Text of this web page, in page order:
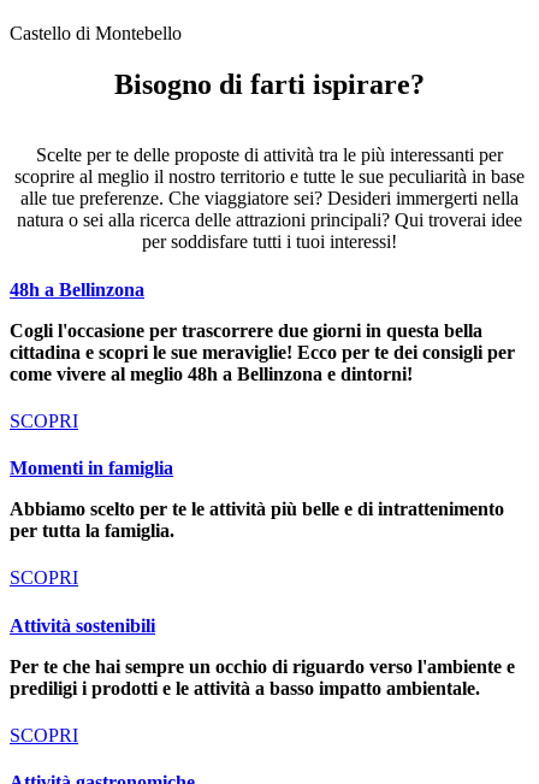
Castello di Montebello
Bisogno di farti ispirare?
Scelte per te delle proposte di attività tra le più interessanti per
scoprire al meglio il nostro territorio e tutte le sue peculiarità in base
alle tue preferenze. Che viaggiatore sei? Desideri immergerti nella
natura o sei alla ricerca delle attrazioni principali? Qui troverai idee
per soddisfare tutti i tuoi interessi!
48h a Bellinzona
Cogli l'occasione per trascorrere due giorni in questa bella
cittadina e scopri le sue meraviglie! Ecco per te dei consigli per
come vivere al meglio 48h a Bellinzona e dintorni!
SCOPRI
Momenti in famiglia
Abbiamo scelto per te le attività più belle e di intrattenimento
per tutta la famiglia.
SCOPRI
Attività sostenibili
Per te che hai sempre un occhio di riguardo verso l'ambiente e
prediligi i prodotti e le attività a basso impatto ambientale.
SCOPRI